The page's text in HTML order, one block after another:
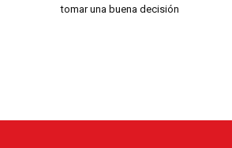
tomar una buena decisión